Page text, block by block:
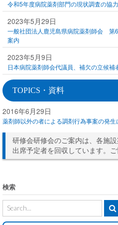
令和5年度病院薬剤部門の現状調査の協
2023年5月29日
一般社団法人鹿児島県病院薬剤師会 第
案内
2023年5月9日
日本病院薬剤師会代議員、補欠の立候補
TOPICS・資料
2016年6月29日
薬剤師以外の者による調剤行為事案の発生
研修会研修会のご案内は、各施
出席予定者を回収しています。ご
検索